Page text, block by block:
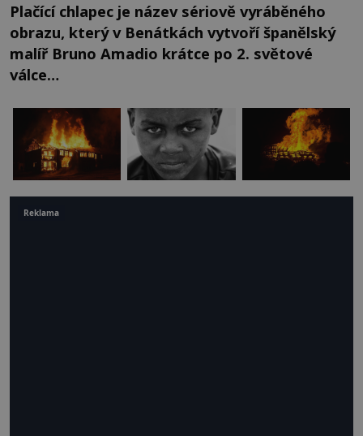
Plačící chlapec je název sériově vyráběného
obrazu, který v Benátkách vytvoří španělský
malíř Bruno Amadio krátce po 2. světové
válce…
Reklama